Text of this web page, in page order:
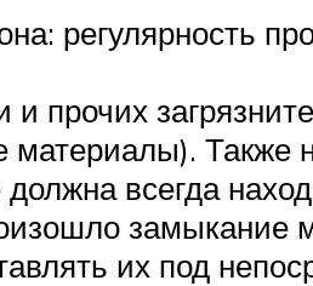
регулярность
прочих
Также
всегда
их под